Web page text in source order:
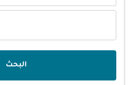
البحث